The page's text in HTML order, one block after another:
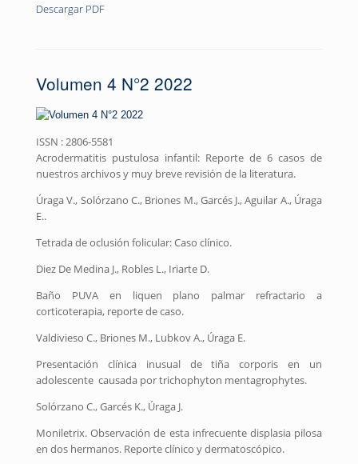
Descargar PDF
Volumen 4 N°2 2022
ISSN : 2806-5581
Acrodermatitis pustulosa infantil: Reporte de 6 casos de
nuestros archivos y muy breve revisión de la literatura.
Úraga V., Solórzano C., Briones M., Garcés J., Aguilar A., Úraga
E..
Tetrada de oclusión folicular: Caso clínico.
Diez De Medina J., Robles L., Iriarte D.
Baño PUVA en liquen plano palmar refractario a
corticoterapia, reporte de caso.
Valdivieso C., Briones M., Lubkov A., Úraga E.
Presentación clínica inusual de tiña corporis en un
adolescente causada por trichophyton mentagrophytes.
Solórzano C., Garcés K., Úraga J.
Moniletrix. Observación de esta infrecuente displasia pilosa
en dos hermanos. Reporte clínico y dermatoscópico.